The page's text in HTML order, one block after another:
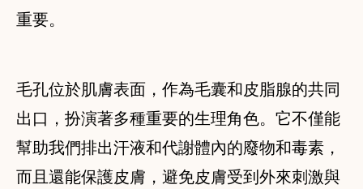
重要。
毛孔位於肌膚表面，作為毛囊和皮脂腺的共同
出口，扮演著多種重要的生理角色。它不僅能
幫助我們排出汗液和代謝體內的廢物和毒素，
而且還能保護皮膚，避免皮膚受到外來刺激與